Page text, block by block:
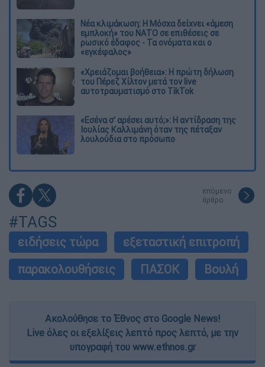
Νέα κλιμάκωση: Η Μόσχα δείχνει «άμεση
εμπλοκή» του ΝΑΤΟ σε επιθέσεις σε
ρωσικό έδαφος - Τα ονόματα και ο
«εγκέφαλος»
«Χρειάζομαι βοήθεια»: Η πρώτη δήλωση
του Πέρεζ Χίλτον μετά τον live
αυτοτραυματισμό στο TikTok
«Εσένα σ’ αρέσει αυτό;»: Η αντίδραση της
Ιουλίας Καλλιμάνη όταν της πέταξαν
λουλούδια στο πρόσωπο
επόμενο
άρθρο
#TAGS
ειδήσεις τώρα
εξεταστική επιτροπή
παρακολουθήσεις
ΠΑΣΟΚ Βουλή
Ακολούθησε το Έθνος στο Google News!
Live όλες οι εξελίξεις λεπτό προς λεπτό, με την
υπογραφή του www.ethnos.gr